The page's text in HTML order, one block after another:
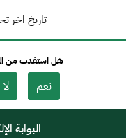
تاريخ اخر
هل استفدت من
نعم لا
البوابة